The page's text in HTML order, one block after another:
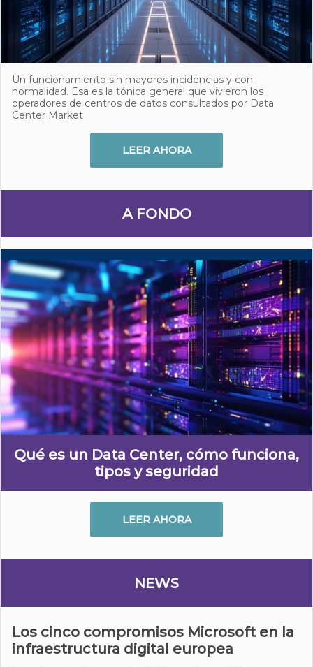
Un funcionamiento sin mayores incidencias y con
normalidad. Esa es la tónica general que vivieron los
operadores de centros de datos consultados por Data
Center Market
LEER AHORA
A FONDO
Qué es un Data Center, cómo funciona,
tipos y seguridad
LEER AHORA
NEWS
Los cinco compromisos Microsoft en la
infraestructura digital europea